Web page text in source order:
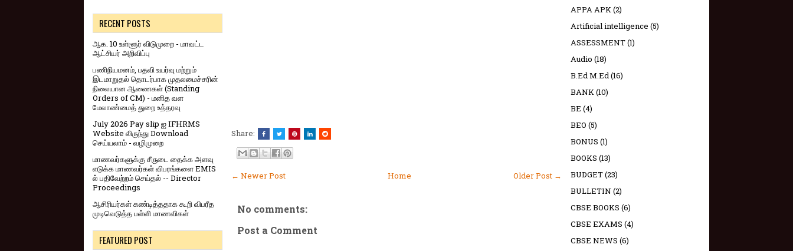
Share:
← Newer Post Older Post →
Home
No comments:
Post a Comment
RECENT POSTS
ஆக. 10 உள்ளூர் விடுமுறை - மாவட்ட
ஆட்சியர் அறிவிப்பு
பணிநியமனம், பதவி உயர்வு மற்றும்
இடமாறுதல் தொடர்பாக முதலமைச்சரின்
நிலையான ஆணைகள் (Standing
Orders of CM) - மனித வள
மேலாண்மைத் துறை உத்தரவு
July 2026 Pay slip ஐ IFHRMS
Website லிருந்து Download
செய்யலாம் - வழிமுறை
மாணவர்களுக்கு சீருடை தைக்க அளவு
எடுக்க மாணவர்கள் விபரங்களை EMIS
ல் பதிவேற்றம் செய்தல் -- Director
Proceedings
ஆசிரியர்கள் கண்டித்ததாக கூறி விபரீத
முடிவெடுத்த பள்ளி மாணவிகள்
FEATURED POST
APPA APK(2)
Artificial intelligence (5)
ASSESSMENT(1)
Audio (18)
B.Ed M.Ed(16)
BANK(10)
BE (4)
BEO (5)
BONUS (1)
BOOKS (13)
BUDGET(23)
BULLETIN (2)
CBSE BOOKS (6)
CBSE EXAMS (4)
CBSE NEWS (6)